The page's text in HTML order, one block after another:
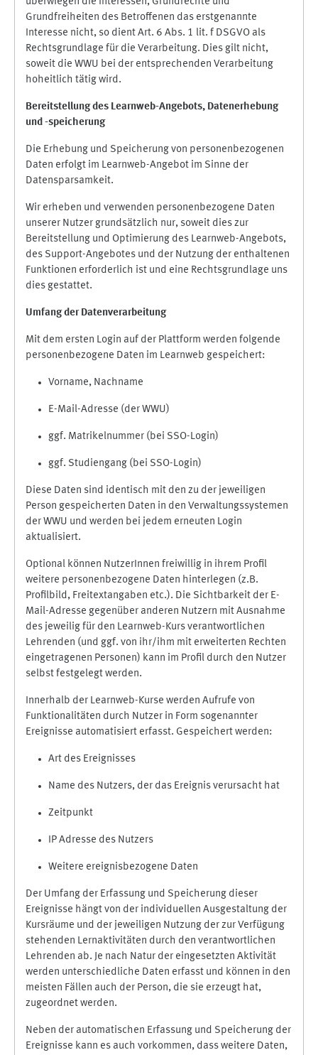
Grundfreiheiten des Betroffenen das erstgenannte
Interesse nicht, so dient Art. 6 Abs. 1 lit. f DSGVO als
Rechtsgrundlage für die Verarbeitung. Dies gilt nicht,
soweit die WWU bei der entsprechenden Verarbeitung
hoheitlich tätig wird.
Bereitstellung des Learnweb-Angebots, Datenerhebung
und -speicherung
Die Erhebung und Speicherung von personenbezogenen
Daten erfolgt im Learnweb-Angebot im Sinne der
Datensparsamkeit.
Wir erheben und verwenden personenbezogene Daten
unserer Nutzer grundsätzlich nur, soweit dies zur
Bereitstellung und Optimierung des Learnweb-Angebots,
des Support-Angebotes und der Nutzung der enthaltenen
Funktionen erforderlich ist und eine Rechtsgrundlage uns
dies gestattet.
Umfang der Datenverarbeitung
Mit dem ersten Login auf der Plattform werden folgende
personenbezogene Daten im Learnweb gespeichert:
Vorname, Nachname
E-Mail-Adresse (der WWU)
ggf. Matrikelnummer (bei SSO-Login)
ggf. Studiengang (bei SSO-Login)
Diese Daten sind identisch mit den zu der jeweiligen
Person gespeicherten Daten in den Verwaltungssystemen
der WWU und werden bei jedem erneuten Login
aktualisiert.
Optional können NutzerInnen freiwillig in ihrem Profil
weitere personenbezogene Daten hinterlegen (z.B.
Profilbild, Freitextangaben etc.). Die Sichtbarkeit der E-
Mail-Adresse gegenüber anderen Nutzern mit Ausnahme
des jeweilig für den Learnweb-Kurs verantwortlichen
Lehrenden (und ggf. von ihr/ihm mit erweiterten Rechten
eingetragenen Personen) kann im Profil durch den Nutzer
selbst festgelegt werden.
Innerhalb der Learnweb-Kurse werden Aufrufe von
Funktionalitäten durch Nutzer in Form sogenannter
Ereignisse automatisiert erfasst. Gespeichert werden:
Art des Ereignisses
Name des Nutzers, der das Ereignis verursacht hat
Zeitpunkt
IP Adresse des Nutzers
Weitere ereignisbezogene Daten
Der Umfang der Erfassung und Speicherung dieser
Ereignisse hängt von der individuellen Ausgestaltung der
Kursräume und der jeweiligen Nutzung der zur Verfügung
stehenden Lernaktivitäten durch den verantwortlichen
Lehrenden ab. Je nach Natur der eingesetzten Aktivität
werden unterschiedliche Daten erfasst und können in den
meisten Fällen auch der Person, die sie erzeugt hat,
zugeordnet werden.
Neben der automatischen Erfassung und Speicherung der
Ereignisse kann es auch vorkommen, dass weitere Daten,